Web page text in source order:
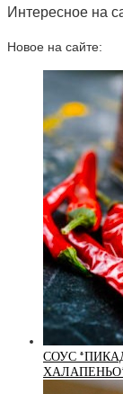
Интересное на
Новое на сайте:
СОУС